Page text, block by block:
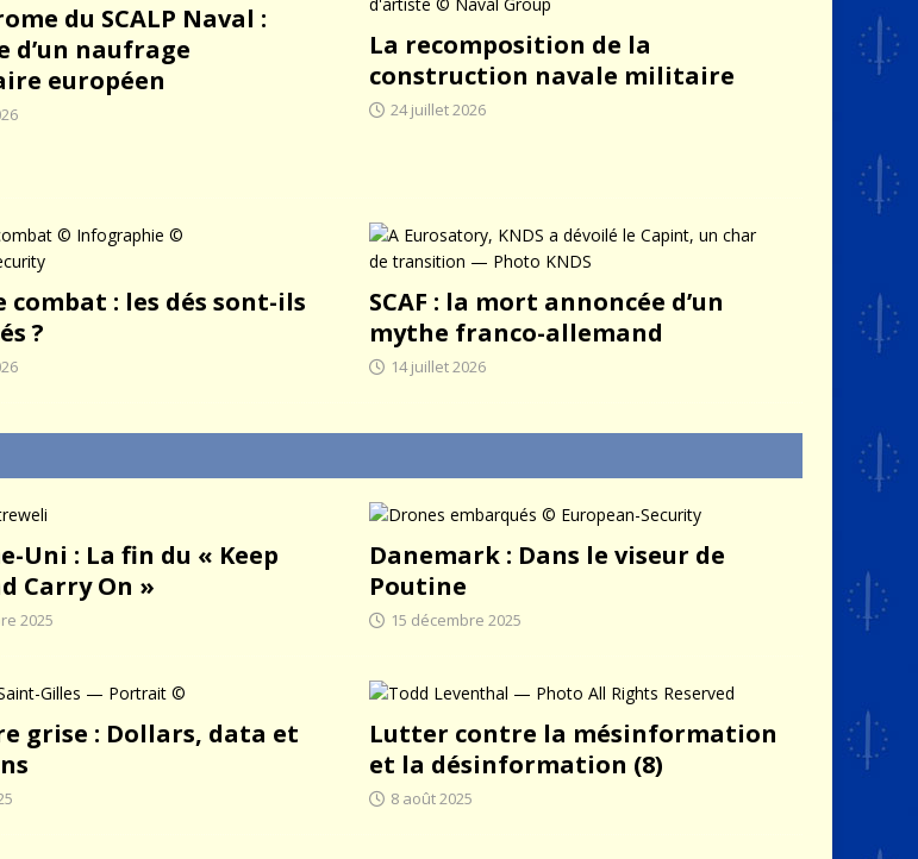
du SCALP Naval :
d’un naufrage
européen
La recomposition de la
construction navale militaire
24 juillet 2026
combat : les dés sont-ils
?
SCAF : la mort annoncée d’un
mythe franco-allemand
14 juillet 2026
Uni : La fin du « Keep
Carry On »
2025
Danemark : Dans le viseur de
Poutine
15 décembre 2025
grise : Dollars, data et
Lutter contre la mésinformation
et la désinformation (8)
8 août 2025